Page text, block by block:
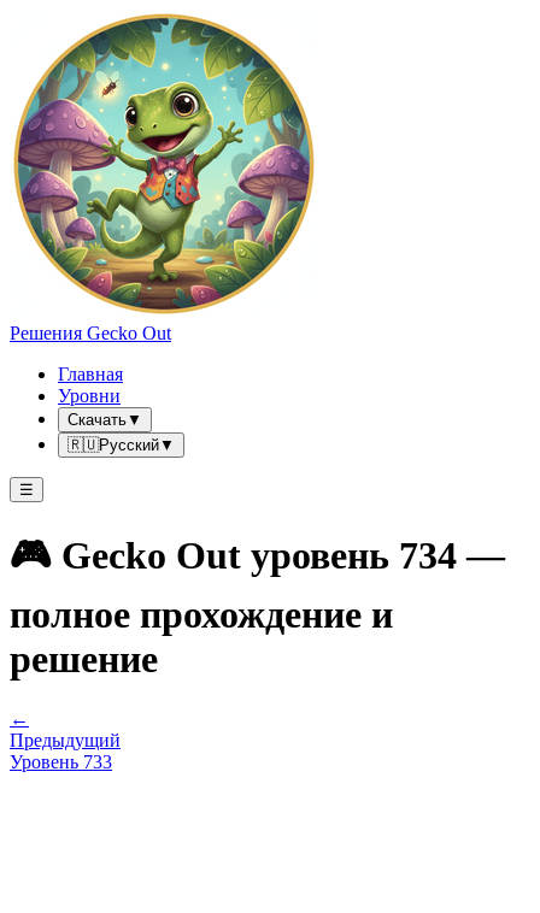
Решения Gecko Out
Главная
Уровни
Скачать▼
🇷🇺Русский▼
☰
🎮 Gecko Out уровень 734 —
полное прохождение и
решение
←
Предыдущий
Уровень 733